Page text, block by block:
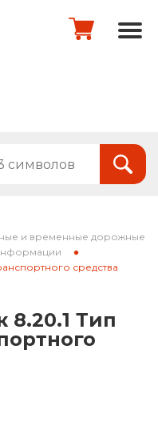
дорожные
для
и временные дорожные
средства
Тип